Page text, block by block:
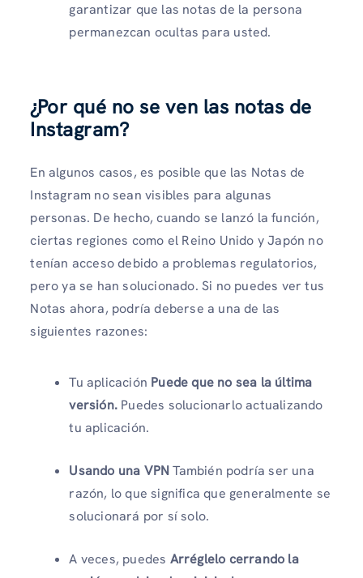
garantizar que las notas de la persona
permanezcan ocultas para usted.
¿Por qué no se ven las notas de
Instagram?
En algunos casos, es posible que las Notas de
Instagram no sean visibles para algunas
personas. De hecho, cuando se lanzó la función,
ciertas regiones como el Reino Unido y Japón no
tenían acceso debido a problemas regulatorios,
pero ya se han solucionado. Si no puedes ver tus
Notas ahora, podría deberse a una de las
siguientes razones:
Tu aplicación Puede que no sea la última
versión. Puedes solucionarlo actualizando
tu aplicación.
Usando una VPNTambién podría ser una
razón, lo que significa que generalmente se
solucionará por sí solo.
A veces, puedes Arréglelo cerrando la